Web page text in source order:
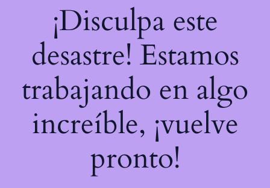
¡Disculpa este
desastre! Estamos
trabajando en algo
increíble, ¡vuelve
pronto!